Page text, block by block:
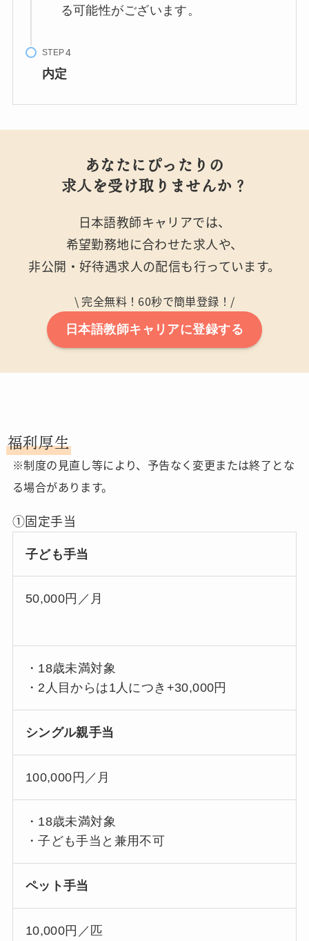
る可能性がございます。
STEP
内定
あなたにぴったりの
求人を受け取りませんか？
日本語教師キャリアでは、
希望勤務地に合わせた求人や、
非公開・好待遇求人の配信も行っています。
\ 完全無料！60秒で簡単登録！/
日本語教師キャリアに登録する
福利厚生
※制度の見直し等により、予告なく変更または終了とな
る場合があります。
①固定手当
子ども手当
50,000円／月
・18歳未満対象
・2人目からは1人につき+30,000円
シングル親手当
100,000円／月
・18歳未満対象
・子ども手当と兼用不可
ペット手当
10,000円／匹